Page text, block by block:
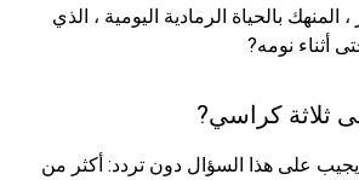
بالحياة الرمادية اليومية ، الذي
أثناء نومه?
ثلاثة كراسي?
على هذا السؤال دون تردد: أكثر من